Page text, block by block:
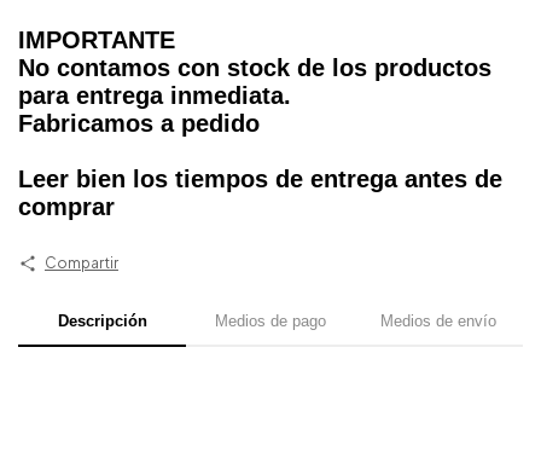
IMPORTANTE
No contamos con stock de los productos
para entrega inmediata.
Fabricamos a pedido
Leer bien los tiempos de entrega antes de
comprar
Compartir
Descripción Medios de pago Medios de envío